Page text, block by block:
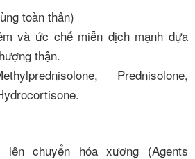
toàn thân)
và ức chế miễn dịch mạnh dựa
thận.
Prednisolone,
chuyển hóa xương (Agents